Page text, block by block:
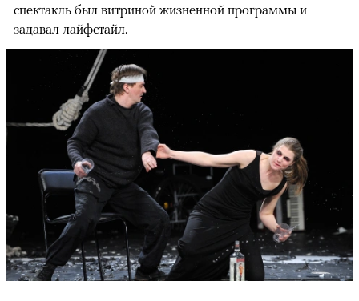
спектакль был витриной жизненной программы и
задавал лайфстайл.